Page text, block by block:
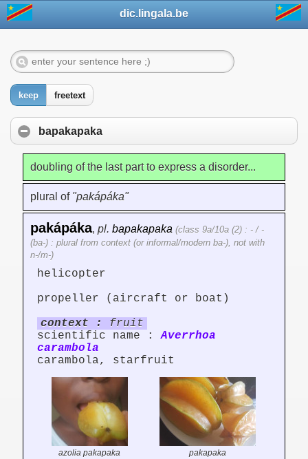
dic.lingala.be
keep freetext
bapakapaka
doubling of the last part to express a disorder...
plural of "pakápáka"
pakápáka, pl. bapakapaka (class 9a/10a (2) : - / -
(ba-) : plural from context (or informal/modern ba-), not with
n-/m-)
helicopter
propeller (aircraft or boat)
context :
fruit
scientific name :Averrhoa
carambola
carambola, starfruit
azolia pakapaka
pakapaka